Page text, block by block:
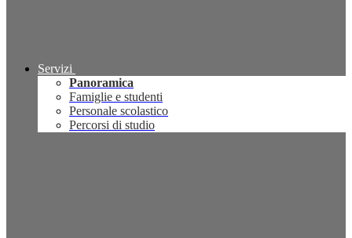
Servizi
Panoramica
Famiglie e studenti
Personale scolastico
Percorsi di studio